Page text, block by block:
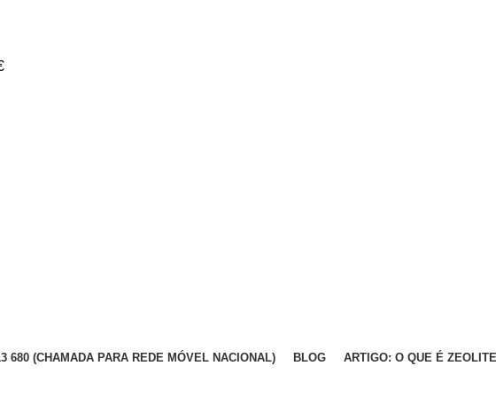
680 (CHAMADA PARA REDE MÓVEL NACIONAL) BLOG ARTIGO: O QUE É